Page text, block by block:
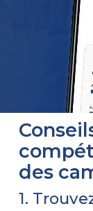
des
1.